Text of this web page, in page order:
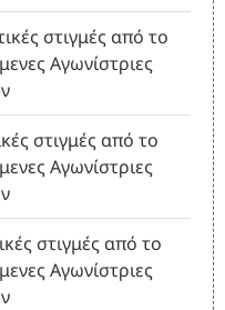
στιγμές από το
Αγωνίστριες
στιγμές από το
Αγωνίστριες
στιγμές από το
Αγωνίστριες